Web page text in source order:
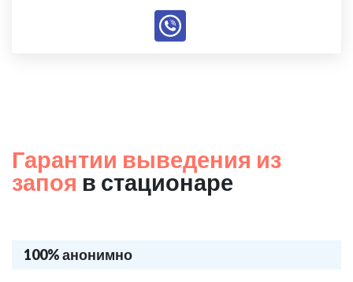
Гарантии выведения из
запоя в стационаре
100% анонимно